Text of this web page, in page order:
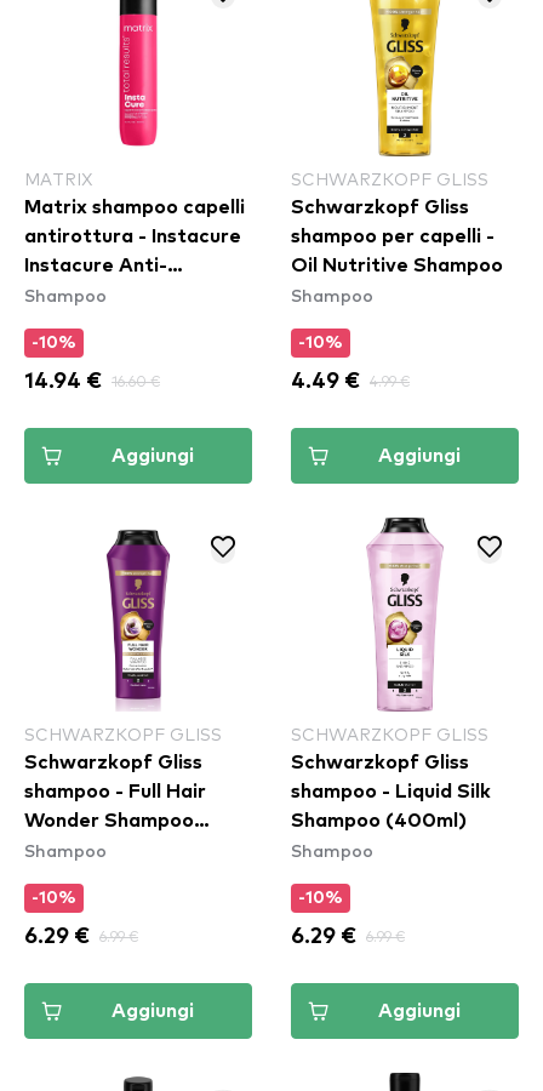
MATRIX
Matrix shampoo capelli
antirottura - Instacure
Instacure Anti-
Breakage Shampoo
Shampoo
-10%
14.94 € 16.60 €
Aggiungi
SCHWARZKOPF GLISS
Schwarzkopf Gliss
shampoo per capelli -
Oil Nutritive Shampoo
Shampoo
-10%
4.49 € 4.99 €
Aggiungi
SCHWARZKOPF GLISS
Schwarzkopf Gliss
shampoo - Full Hair
Wonder Shampoo
(400ml)
Shampoo
-10%
6.29 € 6.99 €
Aggiungi
SCHWARZKOPF GLISS
Schwarzkopf Gliss
shampoo - Liquid Silk
Shampoo (400ml)
Shampoo
-10%
6.29 € 6.99 €
Aggiungi